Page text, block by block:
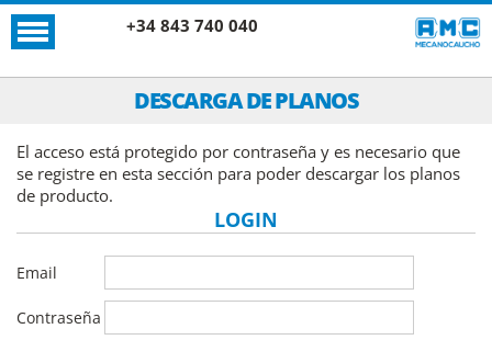
+34 843 740 040
DESCARGA DE PLANOS
El acceso está protegido por contraseña y es necesario que
se registre en esta sección para poder descargar los planos
de producto.
LOGIN
Email
Contraseña